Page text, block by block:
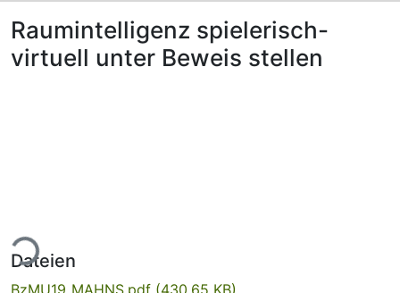
FAQ
Leitlinien
Raumintelligenz spielerisch-
virtuell unter Beweis stellen
Dateien
BzMU19_MAHNS.pdf (430.65 KB)